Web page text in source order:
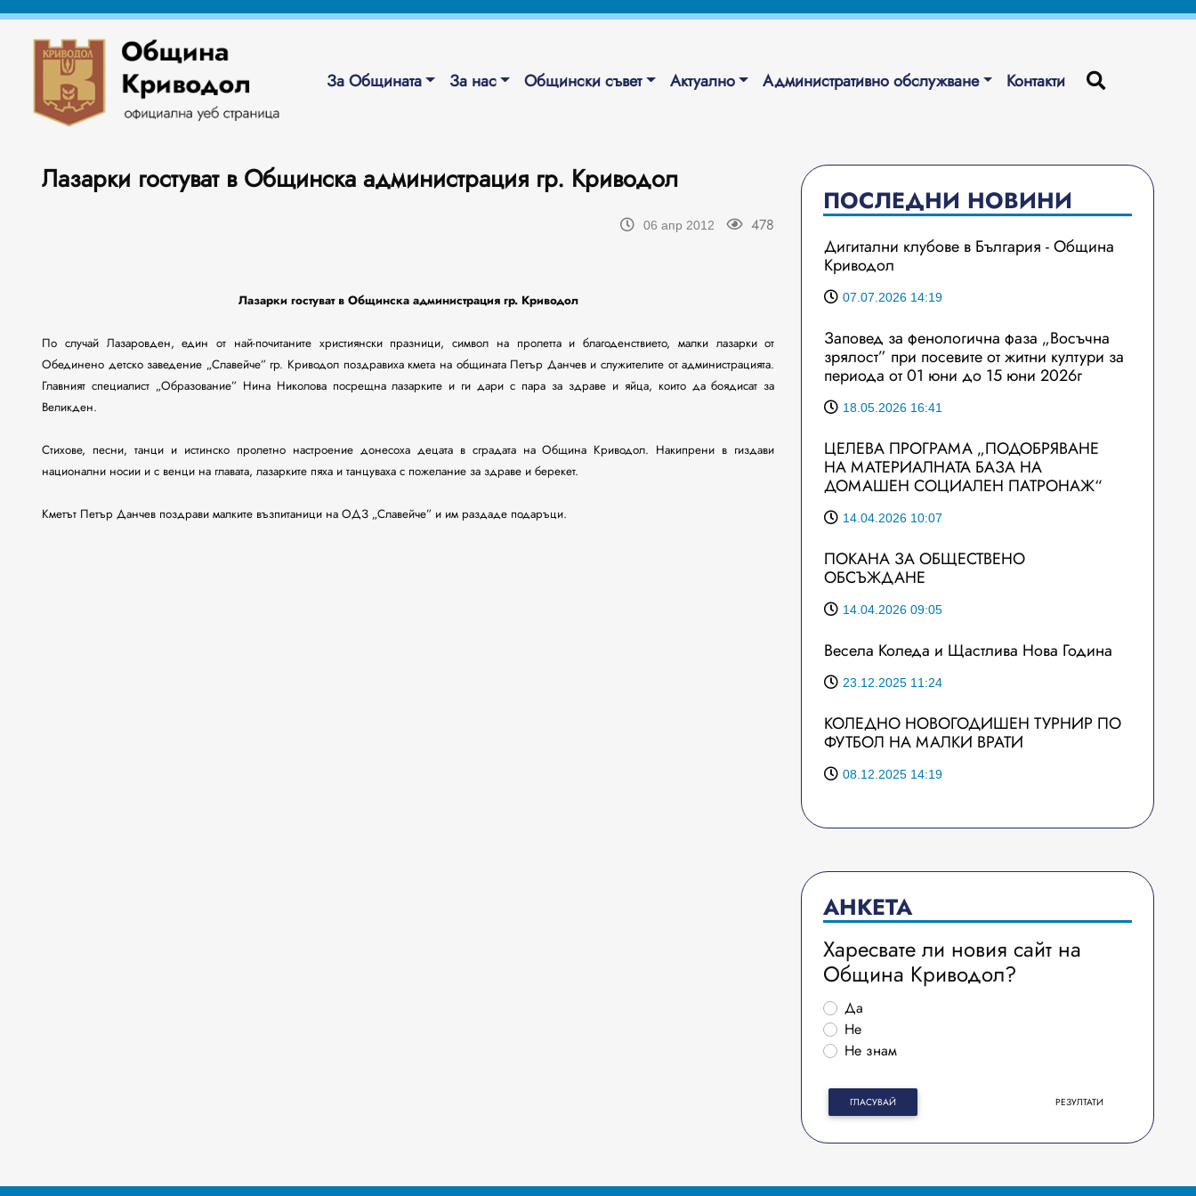
За Общината За нас Общински съвет Актуално Административно обслужване Контакти
Лазарки гостуват в Общинска администрация гр. Криводол
06 апр 2012 478
Лазарки гостуват в Общинска администрация гр. Криводол
По случай Лазаровден, един от най-почитаните християнски празници, символ на пролетта и благоденствието, малки лазарки от
Обединено детско заведение „Славейче” гр. Криводол поздравиха кмета на общината Петър Данчев и служителите от администрацията.
Главният специалист „Образование” Нина Николова посрещна лазарките и ги дари с пара за здраве и яйца, които да боядисат за
Великден.
Стихове, песни, танци и истинско пролетно настроение донесоха децата в сградата на Община Криводол. Накипрени в гиздави
национални носии и с венци на главата, лазарките пяха и танцуваха с пожелание за здраве и берекет.
Кметът Петър Данчев поздрави малките възпитаници на ОДЗ „Славейче” и им раздаде подаръци.
ПОСЛЕДНИ НОВИНИ
Дигитални клубове в България - Община
Криводол
07.07.2026 14:19
Заповед за фенологична фаза „Восъчна
зрялост” при посевите от житни култури за
периода от 01 юни до 15 юни 2026г
18.05.2026 16:41
ЦЕЛЕВА ПРОГРАМА „ПОДОБРЯВАНЕ
НА МАТЕРИАЛНАТА БАЗА НА
ДОМАШЕН СОЦИАЛЕН ПАТРОНАЖ“
14.04.2026 10:07
ПОКАНА ЗА ОБЩЕСТВЕНО
ОБСЪЖДАНЕ
14.04.2026 09:05
Весела Коледа и Щастлива Нова Година
23.12.2025 11:24
КОЛЕДНО НОВОГОДИШЕН ТУРНИР ПО
ФУТБОЛ НА МАЛКИ ВРАТИ
08.12.2025 14:19
АНКЕТА
Харесвате ли новия сайт на
Община Криводол?
Да
Не
Не знам
ГЛАСУВАЙ РЕЗУЛТАТИ